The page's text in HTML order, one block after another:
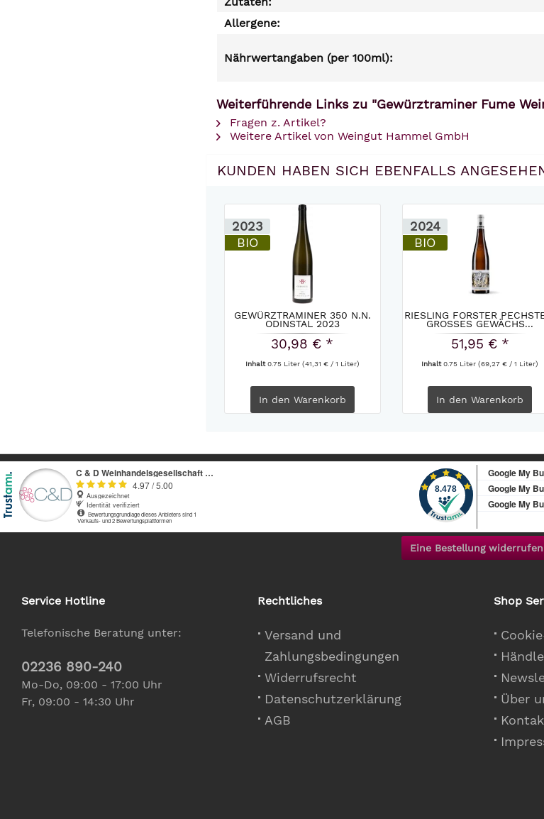
Allergene:
Nährwertangaben (per 100ml):
Weiterführende Links zu "Gewürztraminer Fume
Fragen z. Artikel?
Weitere Artikel von Weingut Hammel GmbH
KUNDEN HABEN SICH EBENFALLS
2023
BIO
GEWÜRZTRAMINER 350 N.N.
ODINSTAL 2023
30,98 € *
Inhalt0.75 Liter (41,31 € / 1 Liter)
In den Warenkorb
2024
BIO
RIESLING FORSTER
GROSSES GEWÄCHS...
51,95 € *
Inhalt0.75 Liter(69,27 € / 1 Liter)
In den Warenkorb
Eine Bestellung widerrufen
Service Hotline
Telefonische Beratung unter:
02236 890-240
Mo-Do, 09:00 - 17:00 Uhr
Fr, 09:00 - 14:30 Uhr
Rechtliches
Versand und
Zahlungsbedingungen
Widerrufsrecht
Datenschutzerklärung
AGB
Shop
Über